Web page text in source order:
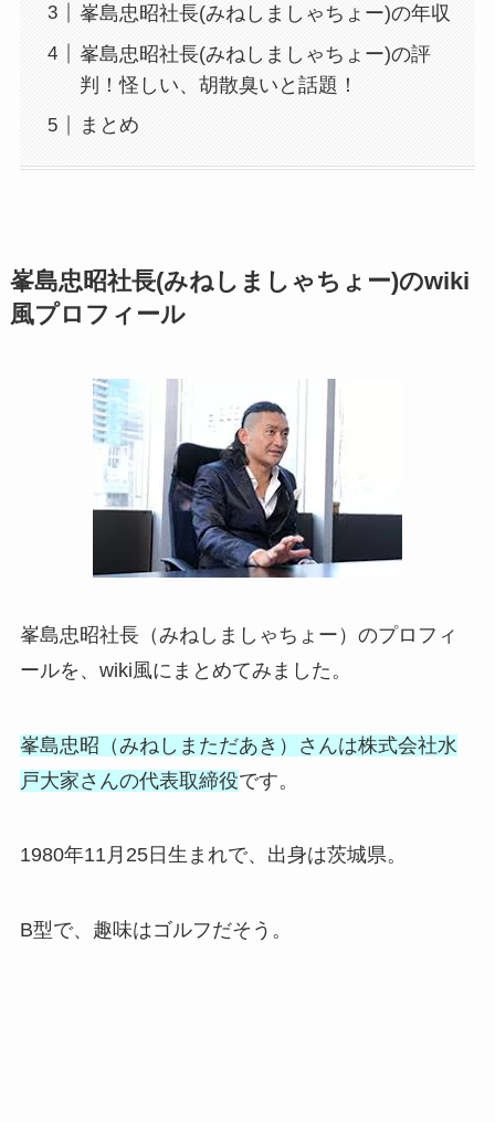
峯島忠昭社長(みねしましゃちょー)の年収
峯島忠昭社長(みねしましゃちょー)の評
判！怪しい、胡散臭いと話題！
まとめ
峯島忠昭社長(みねしましゃちょー)のwiki
風プロフィール
峯島忠昭社長（みねしましゃちょー）のプロフィ
ールを、wiki風にまとめてみました。
峯島忠昭（みねしまただあき）さんは株式会社水
戸大家さんの代表取締役です。
1980年11月25日生まれで、出身は茨城県。
B型で、趣味はゴルフだそう。